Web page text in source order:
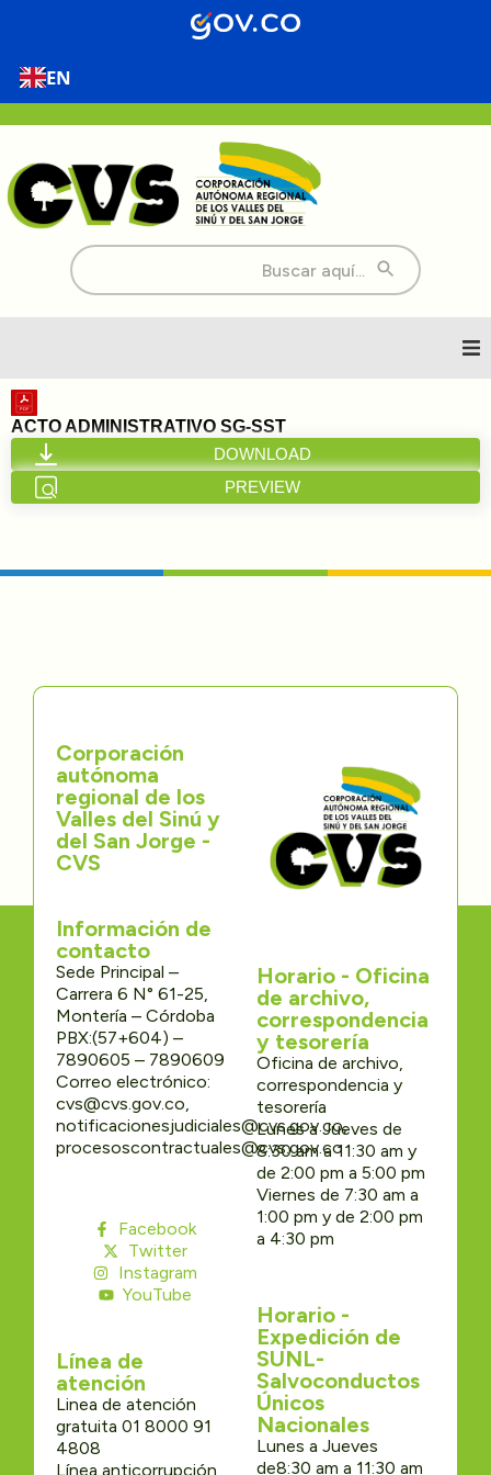
EN
Buscar:
Inicio
Nosotros
Transparencia
Participa
Trámites y Servicios
Contáctenos
ACTO ADMINISTRATIVO SG-SST
DOWNLOAD
PREVIEW
Corporación
autónoma
regional de los
Valles del Sinú y
del San Jorge -
CVS
Información de
contacto
Sede Principal –
Carrera 6 N° 61-25,
Montería – Córdoba
PBX:(57+604) –
7890605 – 7890609
Correo electrónico:
cvs@cvs.gov.co,
notificacionesjudiciales@cvs.gov.co,
procesoscontractuales@cvs.gov.co
Facebook
Twitter
Instagram
YouTube
Línea de
atención
Linea de atención
gratuita 01 8000 91
4808
Línea anticorrupción
Horario - Oficina
de archivo,
correspondencia
y tesorería
Oficina de archivo,
correspondencia y
tesorería
Lunes a Jueves de
8:30 am a 11:30 am y
de 2:00 pm a 5:00 pm
Viernes de 7:30 am a
1:00 pm y de 2:00 pm
a 4:30 pm
Horario -
Expedición de
SUNL-
Salvoconductos
Únicos
Nacionales
Lunes a Jueves
de8:30 am a 11:30 am